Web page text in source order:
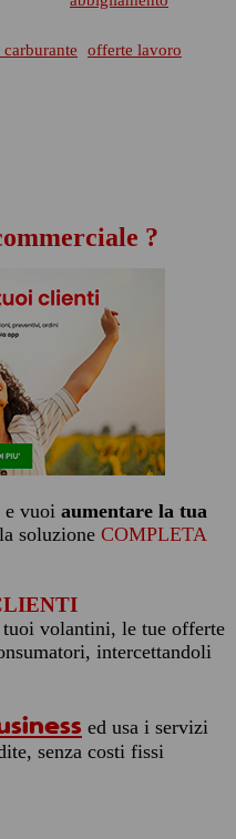
offerte lavoro
?
e vuoi aumentare la tua
soluzione COMPLETA
volantini, le tue offerte
intercettandoli
ed usa i servizi
senza costi fissi